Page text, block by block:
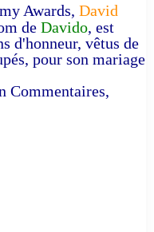
Awards, David
de Davido, est
d'honneur, vêtus de
pour son mariage
Commentaires,